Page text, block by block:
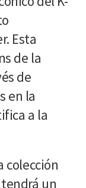
Esta
de la
de
en la
a la
colección
un